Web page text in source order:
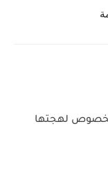
بخصوص لهجتها